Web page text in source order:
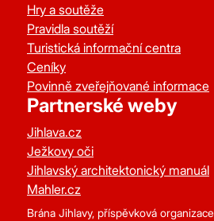
Hry a soutěže
Pravidla soutěží
Turistická informační centra
Ceníky
Povinně zveřejňované informace
Partnerské weby
Jihlava.cz
Ježkovy oči
Jihlavský architektonický manuál
Mahler.cz
Brána Jihlavy, příspěvková organizace